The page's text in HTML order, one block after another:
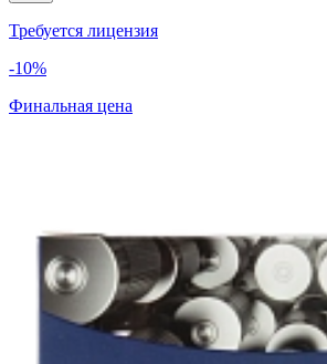
Требуется лицензия
-10%
Финальная цена